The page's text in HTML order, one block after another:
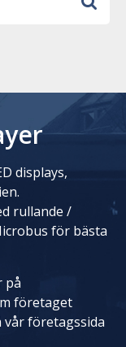
displays,
rullande /
för bästa
på
företaget
vår företagssida